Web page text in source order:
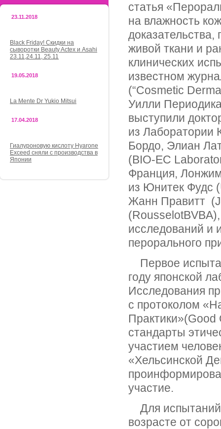
статья
на влажность
доказательства,
живой ткани и
клинических
известном
(“Cosmetic
Уилли
выступили
из Лаборатории
Бордо, Элиан
(BIO-EC
Франция,
из Юнитек Фудс
Жанн Правитт
исследований и
перорального
Первое
году японской
Исследования
с протоколом
стандарты
участием
«Хельсинской
участие.
Для испытаний
возрасте от
23.11.2018
Black Friday! Скидки на
сыворотки Beauty Actex и Asahi
23.11,24.11, 25.11
19.05.2018
La Mente Dr Yukio Mitsui
17.04.2018
Гиалуроновую кислоту Hyarone
Exceed сняли с производства в
Японии